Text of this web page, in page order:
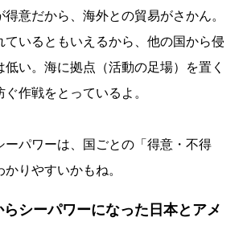
意だから、海外との貿易がさかん。
ているともいえるから、他の国から侵
い。海に拠点（活動の足場）を置く
作戦をとっているよ。
ーパワーは、国ごとの「得意・不得
りやすいかもね。
シーパワーになった日本とアメ